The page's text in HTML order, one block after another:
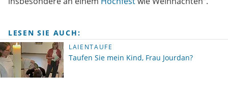
LESEN SIE AUCH:
LAIENTAUFE
Taufen Sie mein Kind, Frau Jourdan?